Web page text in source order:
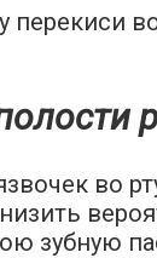
во
зубную